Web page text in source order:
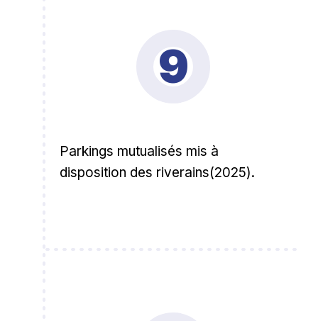
9
Parkings mutualisés mis à
disposition des riverains(2025).